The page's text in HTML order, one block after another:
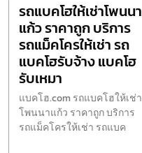
รถแบคโฮให้เช่าโพนนา
แก้ว ราคาถูก บริการ
รถแม็คโครให้เช่า รถ
แบคโฮรับจ้าง แบคโฮ
รับเหมา
แบคโฮ.com รถแบคโฮให้เช่า
โพนนาแก้ว ราคาถูก บริการ
รถแม็คโครให้เช่า รถแบค